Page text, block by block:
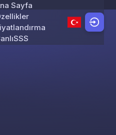
Skip to content
Sayfa
SSS